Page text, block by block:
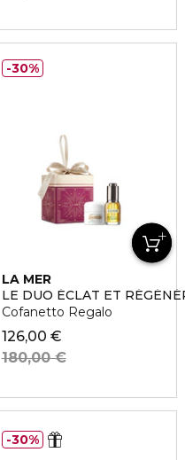
LA MER
LE DUO ÉCLAT ET
Cofanetto Regalo
126,00 €
180,00 €
30%
30%